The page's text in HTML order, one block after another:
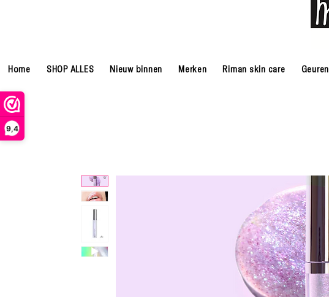
9,4
Home SHOP ALLES Nieuw binnen Merken Riman skin care Geuren